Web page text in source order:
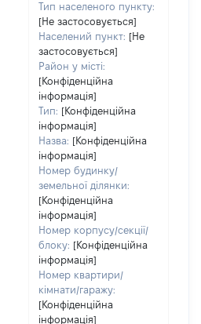
Тип населеного пункту:
[Не застосовується]
Населений пункт: [Не
застосовується]
Район у місті:
[Конфіденційна
інформація]
Тип: [Конфіденційна
інформація]
Назва: [Конфіденційна
інформація]
Номер будинку/
земельної ділянки:
[Конфіденційна
інформація]
Номер корпусу/секції/
блоку: [Конфіденційна
інформація]
Номер квартири/
кімнати/гаражу:
[Конфіденційна
інформація]